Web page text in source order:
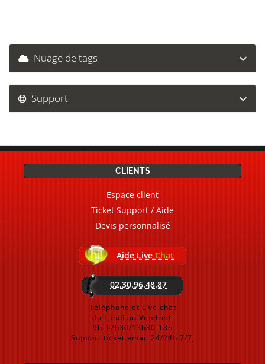
Nuage de tags
Support
CLIENTS
Espace client
Ticket Support / Aide
Devis personnalisé
Aide Live Chat
02.30.96.48.87
Téléphone et Live chat
du Lundi au Vendredi
9h-12h30/13h30-18h
Support ticket email 24/24h 7/7j